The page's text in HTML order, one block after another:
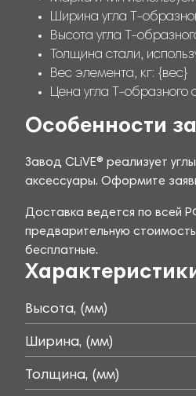
Ширина угла Т-
Высота угла Т-
Толщина стали,
Вес элемента, кг: {вес}
Цена угла Т-образного
Особенности
Завод CLiVE® реализует
аксессуары. Оформите
Доставка ведется по всей
предварительную
бесплатные.
Высота, (мм)
Ширина, (мм)
Толщина, (мм)